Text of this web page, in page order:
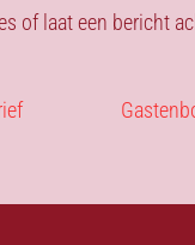
of laat een bericht